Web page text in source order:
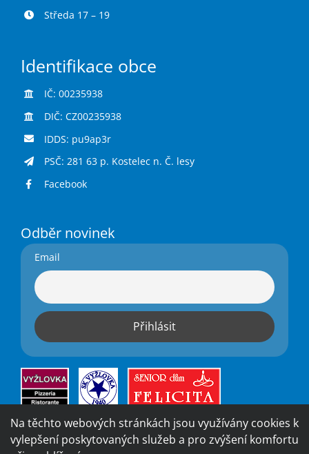
Středa 17 – 19
Identifikace obce
IČ: 00235938
DIČ: CZ00235938
IDDS: pu9ap3r
PSČ: 281 63 p. Kostelec n. Č. lesy
Facebook
Odběr novinek
Email
Na těchto webových stránkách jsou využívány cookies k
vylepšení poskytovaných služeb a pro zvýšení komfortu